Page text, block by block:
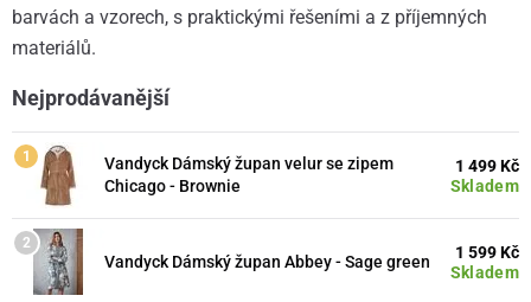
barvách a vzorech, s praktickými řešeními a z příjemných
materiálů.
Nejprodávanější
Vandyck Dámský župan velur se zipem
Chicago - Brownie
Skladem
1 499 Kč
Vandyck Dámský župan Abbey - Sage green
Skladem
1 599 Kč